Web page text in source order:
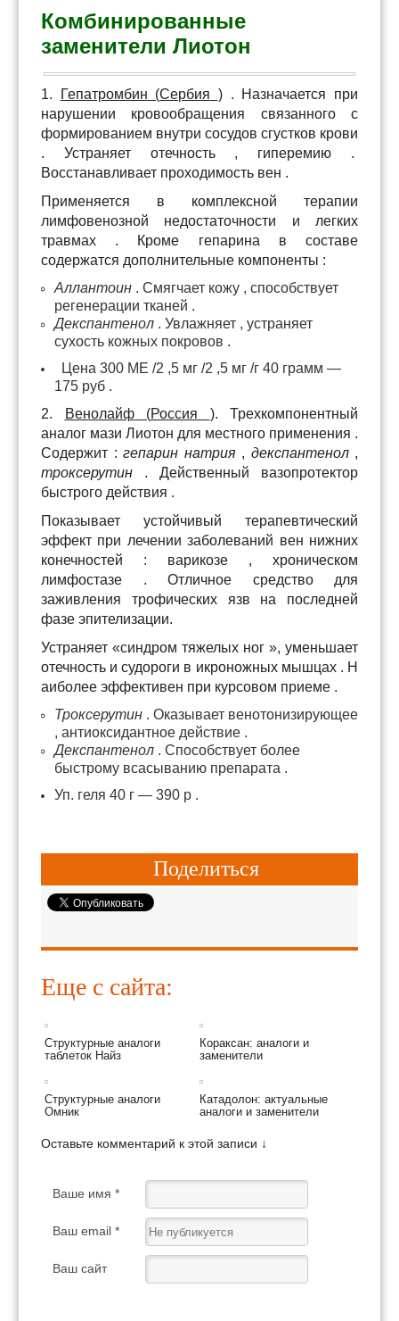
Комбинированные
заменители Лиотон
1. Гепатромбин (Сербия ) . Назначается
при
нарушении
кровообращения связанного
с
формированием внутри сосудов сгустков крови
. Устраняет отечность, гиперемию .
Восстанавливает проходимость вен .
Применяется
в комплексной
терапии
лимфовенозной
недостаточности и
легких
травмах . Кроме гепарина в
составе
содержатся дополнительные компоненты :
Аллантоин . Смягчает кожу , способствует
регенерации тканей .
Декспантенол . Увлажняет , устраняет
сухость кожных покровов .
Цена 300 МЕ /2 ,5 мг /2 ,5 мг /г 40 грамм —
175 руб .
2.
Венолайф(Россия ). Трехкомпонентный
аналог мази Лиотон для местного применения .
Содержит : гепарин натрия , декспантенол ,
троксерутин
. Действенный
вазопротектор
быстрого действия .
Показывает
устойчивый
терапевтический
эффект при лечении заболеваний вен нижних
конечностей : варикозе , хроническом
лимфостазе . Отличное средство для
заживления трофических язв на последней
фазе эпителизации.
Устраняет «синдром тяжелых ног », уменьшает
отечность и судороги в икроножных мышцах. Н
аиболее эффективен при курсовом приеме .
Троксерутин . Оказывает венотонизирующее
, антиоксидантное действие .
Декспантенол . Способствует более
быстрому всасыванию препарата .
Уп. геля 40 г — 390 р .
Поделиться
Еще с сайта:
Структурные аналоги
таблеток Найз
Кораксан: аналоги и
заменители
Структурные аналоги
Омник
Катадолон: актуальные
аналоги и заменители
Оставьте комментарий к этой записи ↓
Ваше имя *
Ваш email *
Ваш сайт